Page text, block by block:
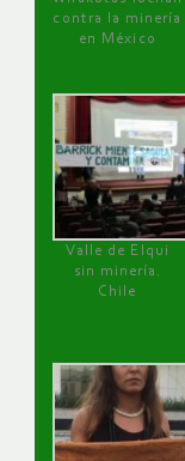
contra la minería
en México
Valle de Elqui
sin minería.
Chile